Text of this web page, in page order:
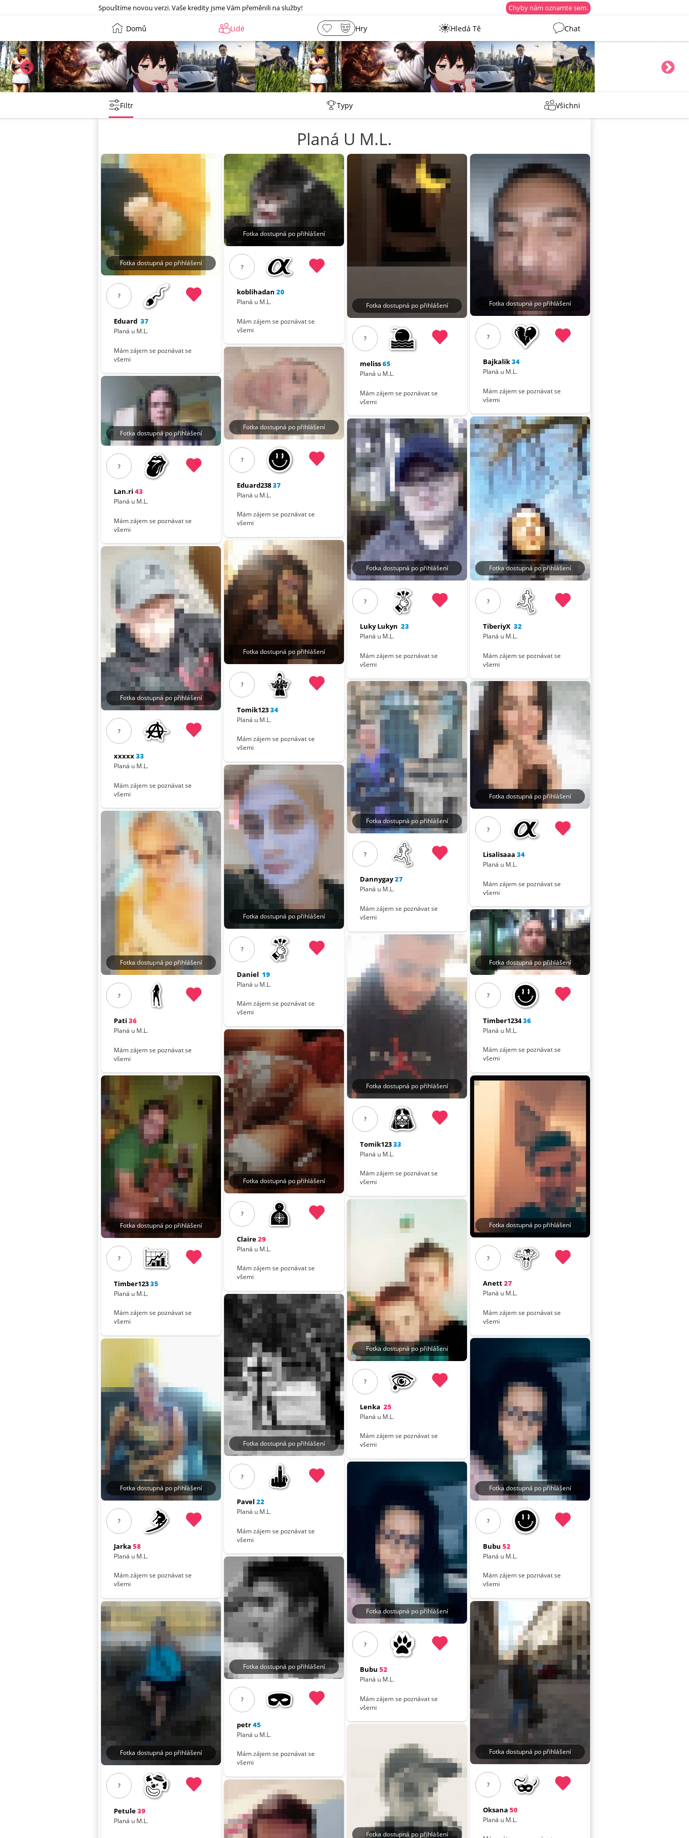
Spouštíme novou verzi. Vaše kredity jsme Vám přeměnili na služby! Chyby nám oznamte sem.
Domů Lidé Hry Hledá Tě Chat
Filtr Typy Všichni
Planá U M.L.
Fotka dostupná po přihlášení
?
Eduard 37
Planá u M.L.
Mám zájem se poznávat se
všemi
Fotka dostupná po přihlášení
?
Lan.ri 43
Planá u M.L.
Mám zájem se poznávat se
všemi
Fotka dostupná po přihlášení
?
xxxxx33
Planá u M.L.
Mám zájem se poznávat se
všemi
Fotka dostupná po přihlášení
?
Pati 36
Planá u M.L.
Mám zájem se poznávat se
všemi
Fotka dostupná po přihlášení
?
Timber12335
Planá u M.L.
Mám zájem se poznávat se
všemi
Fotka dostupná po přihlášení
?
Jarka 58
Planá u M.L.
Mám zájem se poznávat se
všemi
Fotka dostupná po přihlášení
?
Petule39
Planá u M.L.
Fotka dostupná po přihlášení
?
koblihadan 20
Planá u M.L.
Mám zájem se poznávat se
všemi
Fotka dostupná po přihlášení
?
Eduard23837
Planá u M.L.
Mám zájem se poznávat se
všemi
Fotka dostupná po přihlášení
?
Tomik12334
Planá u M.L.
Mám zájem se poznávat se
všemi
Fotka dostupná po přihlášení
?
Daniel 19
Planá u M.L.
Mám zájem se poznávat se
všemi
Fotka dostupná po přihlášení
?
Claire29
Planá u M.L.
Mám zájem se poznávat se
všemi
Fotka dostupná po přihlášení
?
Pavel 22
Planá u M.L.
Mám zájem se poznávat se
všemi
Fotka dostupná po přihlášení
?
petr45
Planá u M.L.
Mám zájem se poznávat se
všemi
Fotka dostupná po přihlášení
?
meliss65
Planá u M.L.
Mám zájem se poznávat se
všemi
Fotka dostupná po přihlášení
?
Luky Lukyn 23
Planá u M.L.
Mám zájem se poznávat se
všemi
Fotka dostupná po přihlášení
?
Dannygay27
Planá u M.L.
Mám zájem se poznávat se
všemi
Fotka dostupná po přihlášení
?
Tomik12333
Planá u M.L.
Mám zájem se poznávat se
všemi
Fotka dostupná po přihlášení
?
Lenka 25
Planá u M.L.
Mám zájem se poznávat se
všemi
Fotka dostupná po přihlášení
?
Bubu 52
Planá u M.L.
Mám zájem se poznávat se
všemi
Fotka dostupná po přihlášení
Fotka dostupná po přihlášení
?
Bajkalik34
Planá u M.L.
Mám zájem se poznávat se
všemi
Fotka dostupná po přihlášení
?
TiberiyX 32
Planá u M.L.
Mám zájem se poznávat se
všemi
Fotka dostupná po přihlášení
?
Lisalisaaa 34
Planá u M.L.
Mám zájem se poznávat se
všemi
Fotka dostupná po přihlášení
?
Timber123436
Planá u M.L.
Mám zájem se poznávat se
všemi
Fotka dostupná po přihlášení
?
Anett27
Planá u M.L.
Mám zájem se poznávat se
všemi
Fotka dostupná po přihlášení
?
Bubu 52
Planá u M.L.
Mám zájem se poznávat se
všemi
Fotka dostupná po přihlášení
?
Oksana 50
Planá u M.L.